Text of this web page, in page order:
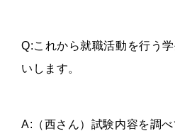
Q:これから就職活動を行う
いします。
A:（西さん）試験内容を調